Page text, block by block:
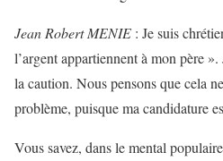
Jean Robert MENIE : Je suis
l’argent appartiennent à mon père
la caution. Nous pensons que cela
problème, puisque ma candidature
Vous savez, dans le mental